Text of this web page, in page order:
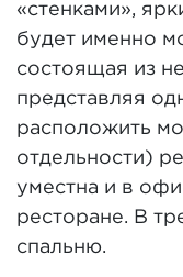
«стенками»,
будет именно
состоящая из
представляя
расположить
отдельности)
уместна и в
ресторане. В
спальню.